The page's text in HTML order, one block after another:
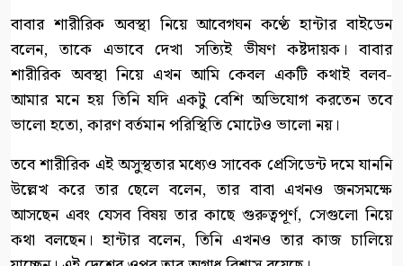
বাবার শারীরিক অবস্থা নিয়ে আবেগঘন কণ্ঠে হান্টার বাইডেন
বলেন, তাকে এভাবে দেখা সত্যিই ভীষণ কষ্টদায়ক। বাবার
শারীরিক অবস্থা নিয়ে এখন আমি কেবল একটি কথাই বলব-
আমার মনে হয় তিনি যদি একটু বেশি অভিযোগ করতেন তবে
ভালো হতো, কারণ বর্তমান পরিস্থিতি মোটেও ভালো নয়।
তবে শারীরিক এই অসুস্থতার মধ্যেও সাবেক প্রেসিডেন্ট দমে যাননি
উল্লেখ করে তার ছেলে বলেন, তার বাবা এখনও জনসমক্ষে
আসছেন এবং যেসব বিষয় তার কাছে গুরুত্বপূর্ণ, সেগুলো নিয়ে
কথা বলছেন। হান্টার বলেন, তিনি এখনও তার কাজ চালিয়ে